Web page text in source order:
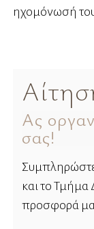
ηχομόνωσή
Ας
σας!
και το Τμήμα
προσφορά